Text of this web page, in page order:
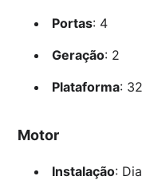
Portas: 4
Geração: 2
Plataforma:
Motor
Instalação: